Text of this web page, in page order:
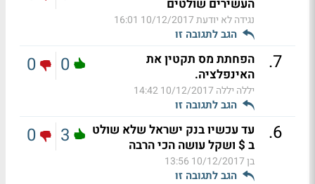
העשירים שולטים
נגידה לא יודעת10/12/2017 16:01
הגב לתגובה זו
7
.
הפחתת מס תקטין את
האינפלציה.
יללה יללה 10/12/2017 14:42
הגב לתגובה זו
0
0
6
.
עד עכשיו בנק ישראל שלא שולט
ב $ ושקל עושה הכי הרבה
בן10/12/2017 13:56
הגב לתגובה זו
3
0